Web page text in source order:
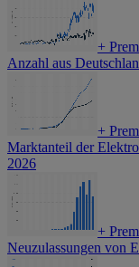
+
Anzahl aus
+
Marktanteil der
2026
+
Neuzulassungen von